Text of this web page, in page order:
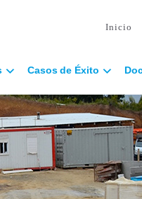
Inicio
Casos de Éxito